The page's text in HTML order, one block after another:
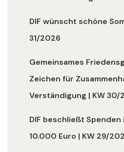
DIF wünscht schöne
31/2026
Gemeinsames
Zeichen für
Verständigung | KW 30/
DIF beschließt Spenden
10.000 Euro | KW 29/